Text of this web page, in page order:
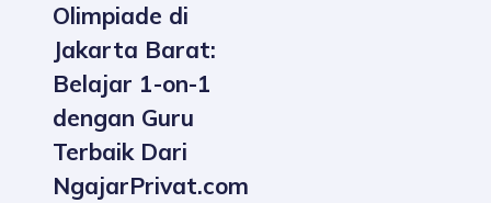
Olimpiade di
Jakarta Barat:
Belajar 1-on-1
dengan Guru
Terbaik Dari
NgajarPrivat.com